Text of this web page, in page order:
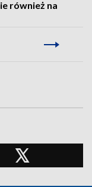
również na